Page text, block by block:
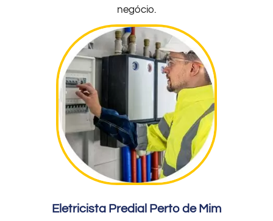
negócio.
Eletricista Predial Perto de Mim